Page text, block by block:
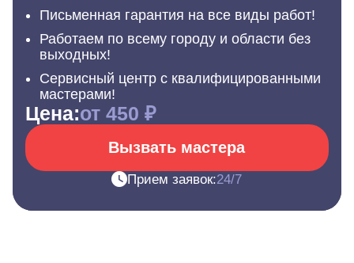
Письменная гарантия на все виды работ!
Работаем по всему городу и области без
выходных!
Сервисный центр с квалифицированными
мастерами!
Цена:от 450 ₽
Вызвать мастера
Прием заявок:24/7